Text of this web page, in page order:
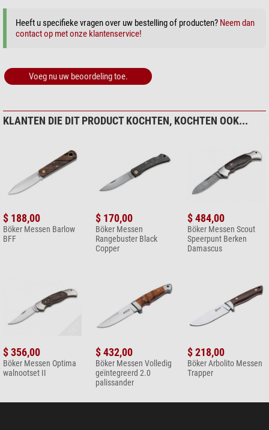
Jacht
ja
Angling
ja
Camping
ja
Budget
ja
Algemeen
Kleur
Lengte (cm)
Heeft u specifieke vragen over uw bestelling of producten? Neem dan
contact op met onze klantenservice!
Voeg nu uw beoordeling toe.
KLANTEN DIE DIT PRODUCT KOCHTEN, KOCHTEN OOK...
$ 188,00
Böker Messen Barlow
BFF
$ 170,00
Böker Messen
Rangebuster Black
Copper
$ 484,00
Böker Messen Scout
Speerpunt Berken
Damascus
$ 356,00
Böker Messen Optima
walnootset II
$ 432,00
Böker Messen Volledig
geïntegreerd 2.0
palissander
$ 218,00
Böker Arbolito Messen
Trapper